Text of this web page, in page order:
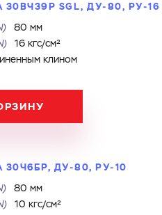
SGL, ДУ-80, РУ-16
80 мм
16 кгс/см²
клином
ДУ-80, РУ-10
80 мм
10 кгс/см²